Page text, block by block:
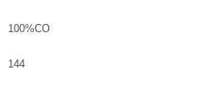
100%CO
144